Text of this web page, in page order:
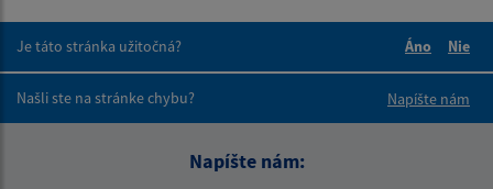
Je táto stránka užitočná?
Áno
Nie
Našli ste na stránke chybu?
Napíšte nám
Napíšte nám: